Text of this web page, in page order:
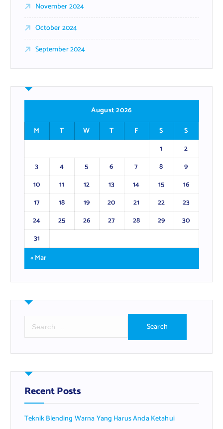
November 2024
October 2024
September 2024
August 2026
M
T W T F S
S
1
2
3
4 5 6 7 8
9
10
11 12 13 14 15
16
17
18 19 20 21 22
23
24
25 26 27 28 29
30
31
« Mar
r
h
f
o
:
Recent Posts
Teknik Blending Warna Yang Harus Anda Ketahui